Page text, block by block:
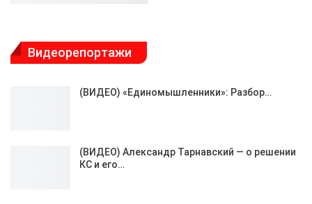
Видеорепортажи
(ВИДЕО) «Единомышленники»: Разбор…
(ВИДЕО) Александр Тарнавский — о решении
КС и его…